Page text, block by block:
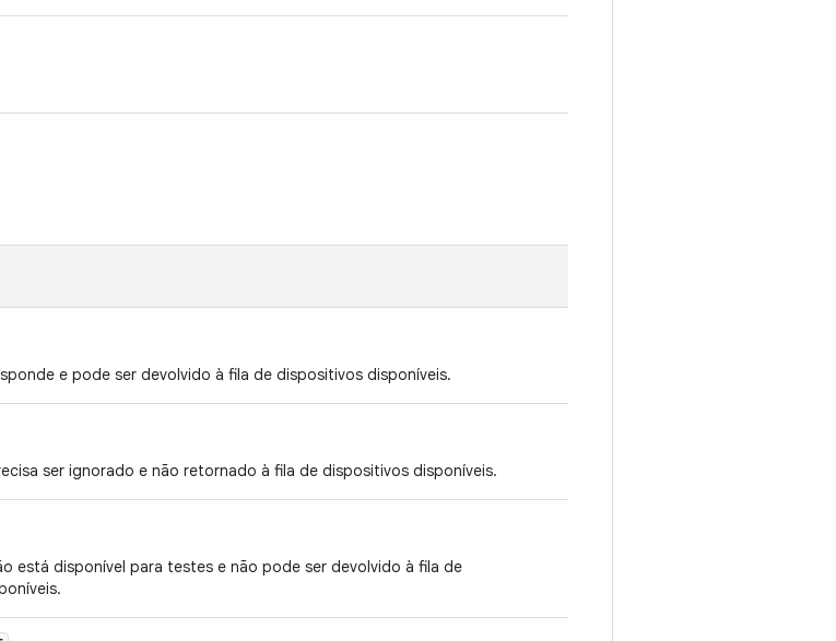
e pode ser devolvido à fila de dispositivos disponíveis.
ser ignorado e não retornado à fila de dispositivos disponíveis.
está disponível para testes e não pode ser devolvido à fila de